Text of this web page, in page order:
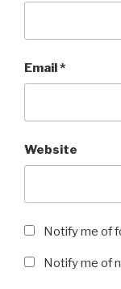
Email*
Website
Notify me of
Notify me of